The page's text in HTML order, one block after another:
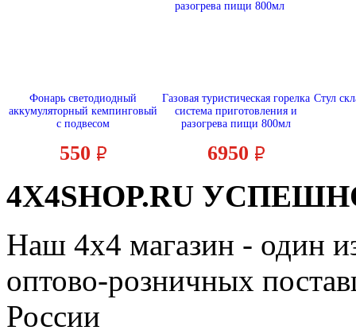
Фонарь светодиодный
аккумуляторный кемпинговый
с подвесом
550
Газовая туристическая горелка
система приготовления и
разогрева пищи 800мл
6950
Стул
4X4SHOP.RU
Наш 4x4 магазин - один
оптово-розничных
России